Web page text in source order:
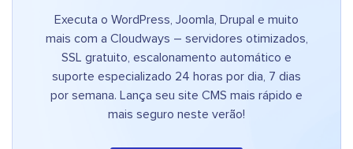
Executa o WordPress, Joomla, Drupal e muito
mais com a Cloudways – servidores otimizados,
SSL gratuito, escalonamento automático e
suporte especializado 24 horas por dia, 7 dias
por semana. Lança seu site CMS mais rápido e
mais seguro neste verão!